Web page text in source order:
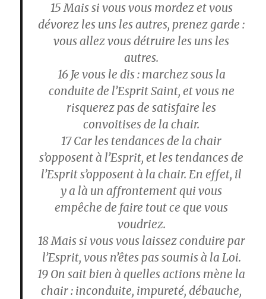
15Mais si vous vous mordez et vous
dévorez les uns les autres, prenez garde :
vous allez vous détruire les uns les
autres.
16Je vous le dis : marchez sous la
conduite de l’Esprit Saint, et vous ne
risquerez pas de satisfaire les
convoitises de la chair.
17Car les tendances de la chair
s’opposent à l’Esprit, et les tendances de
l’Esprit s’opposent à la chair. En effet, il
y a là un affrontement qui vous
empêche de faire tout ce que vous
voudriez.
18Mais si vous vous laissez conduire par
l’Esprit, vous n’êtes pas soumis à la Loi.
19 On sait bien à quelles actions mène la
chair : inconduite, impureté, débauche,